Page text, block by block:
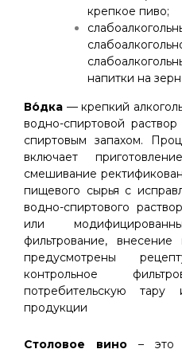
крепкое пиво;
напитки на
Во́дка — крепкий
водно-спиртовой
спиртовым запахом.
включает
смешивание
пищевого сырья с
водно-спиртового
или
фильтрование,
предусмотрены
контрольное
потребительскую
продукции
Столовое вино– это